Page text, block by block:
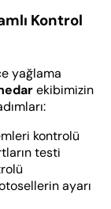
Kontrol
yağlama
ekibimizin
kontrolü
testi
ayarı